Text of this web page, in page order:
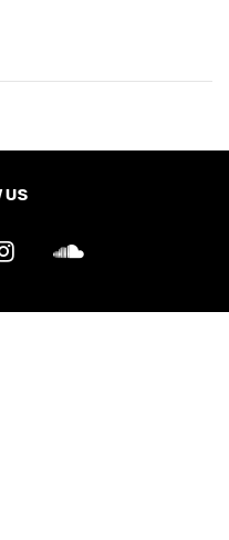
US
LINE EMAIL